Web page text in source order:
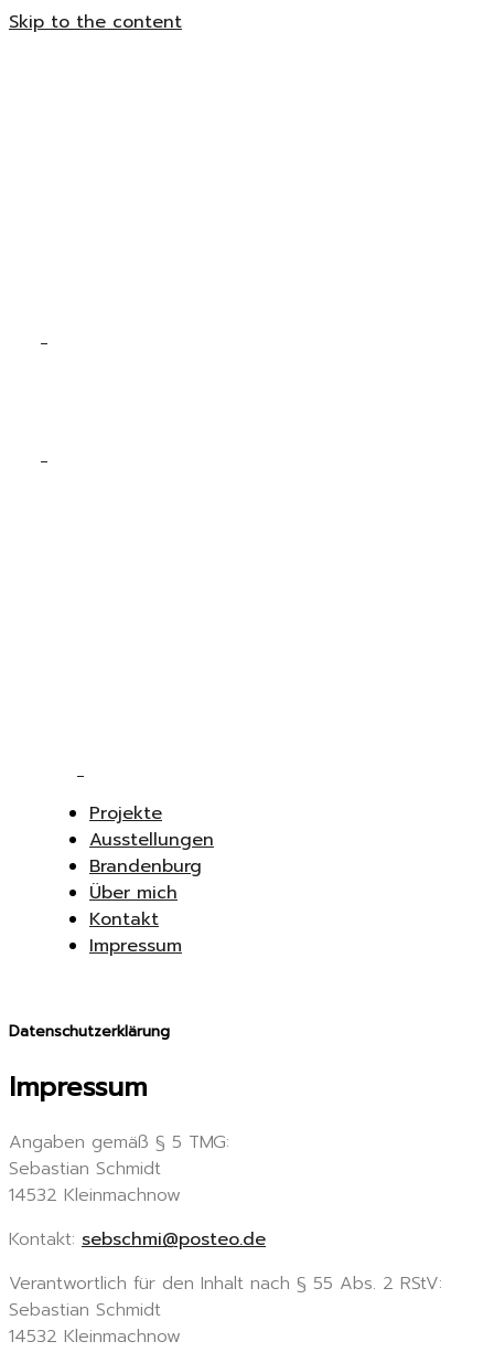
Skip to the content
Projekte
Ausstellungen
Brandenburg
Über mich
Kontakt
Impressum
Datenschutzerklärung
Impressum
Angaben gemäß § 5 TMG:
Sebastian Schmidt
14532 Kleinmachnow
Kontakt: sebschmi@posteo.de
Verantwortlich für den Inhalt nach § 55 Abs. 2 RStV:
Sebastian Schmidt
14532 Kleinmachnow